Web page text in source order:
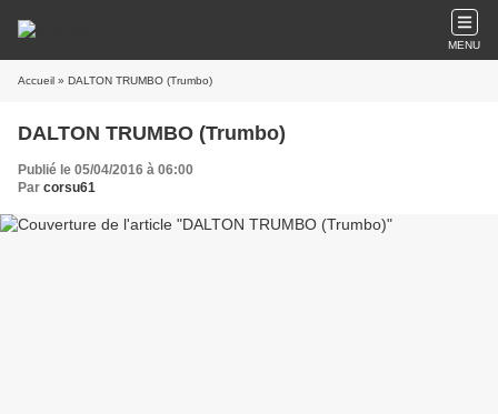
MENU
Accueil » DALTON TRUMBO (Trumbo)
DALTON TRUMBO (Trumbo)
Publié le 05/04/2016 à 06:00
Par corsu61